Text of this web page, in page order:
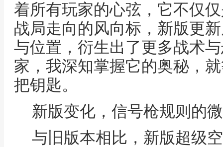
着所有玩家的心弦，它不仅
战局走向的风向标，新版更
与位置，衍生出了更多战术
家，我深知掌握它的奥秘，
把钥匙。
新版变化，信号枪规则的
与旧版本相比，新版超级